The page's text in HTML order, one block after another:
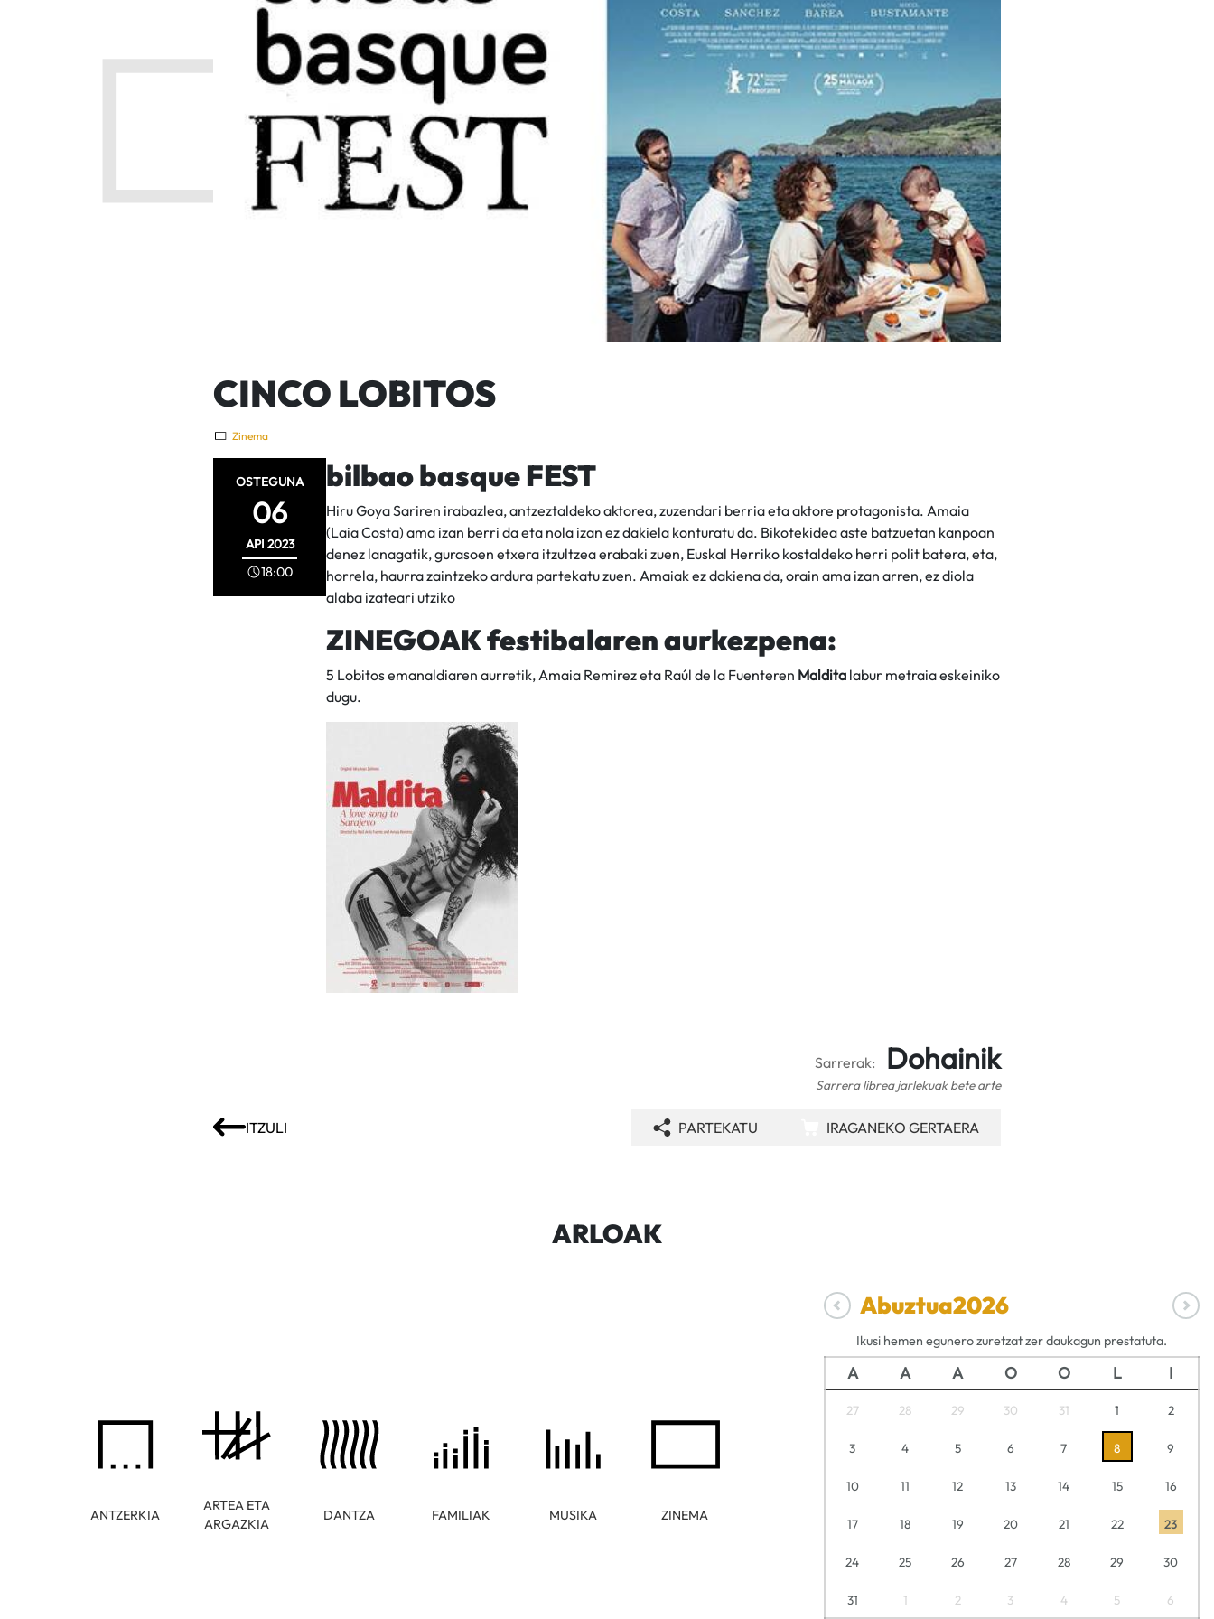
CINCO LOBITOS
Zinema
OSTEGUNA
06
API 2023
18:00
bilbao basque FEST
Hiru Goya Sariren irabazlea, antzeztaldeko aktorea, zuzendari berria eta aktore protagonista. Amaia
(Laia Costa) ama izan berri da eta nola izan ez dakiela konturatu da. Bikotekidea aste batzuetan kanpoan
denez lanagatik, gurasoen etxera itzultzea erabaki zuen, Euskal Herriko kostaldeko herri polit batera, eta,
horrela, haurra zaintzeko ardura partekatu zuen. Amaiak ez dakiena da, orain ama izan arren, ez diola
alaba izateari utziko
ZINEGOAK festibalaren aurkezpena:
5 Lobitos emanaldiaren aurretik, Amaia Remirez eta Raúl de la Fuenteren Maldita labur metraia eskeiniko
dugu.
Sarrerak: Dohainik
Sarrera librea jarlekuak bete arte
ITZULI PARTEKATU IRAGANEKO GERTAERA
ARLOAK
ANTZERKIA
ARTEA ETA
ARGAZKIA
DANTZA FAMILIAK MUSIKA ZINEMA
Abuztua2026
Ikusi hemen egunero zuretzat zer daukagun prestatuta.
A A A O O L I
27 28 29 30 31 1 2
3 4 5 6 7 8 9
10 11 12 13 14 15 16
17 18 19 20 21 22 23
24 25 26 27 28 29 30
31 1 2 3 4 5 6